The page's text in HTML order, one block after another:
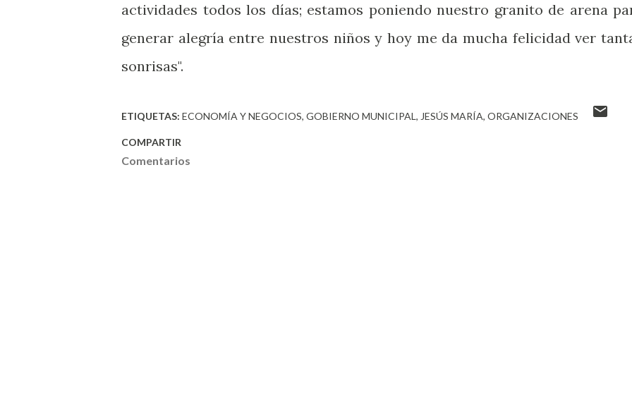
actividades todos los días; estamos poniendo nuestro granito de arena
generar alegría entre nuestros niños y hoy me da mucha felicidad ver
sonrisas".
ETIQUETAS: ECONOMÍA Y NEGOCIOS GOBIERNO MUNICIPAL JESÚS MARÍA ORGANIZACIONES
COMPARTIR
Comentarios